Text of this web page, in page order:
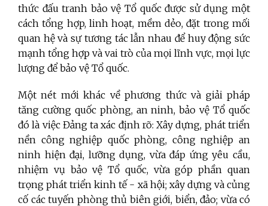
thức đấu tranh bảo vệ Tổ quốc được sử dụng một
cách tổng hợp, linh hoạt, mềm dẻo, đặt trong mối
quan hệ và sự tương tác lẫn nhau để huy động sức
mạnh tổng hợp và vai trò của mọi lĩnh vực, mọi lực
lượng để bảo vệ Tổ quốc.
Một nét mới khác về phương thức và giải pháp
tăng cường quốc phòng, an ninh, bảo vệ Tổ quốc
đó là việc Đảng ta xác định rõ: Xây dựng, phát triển
nền công nghiệp quốc phòng, công nghiệp an
ninh hiện đại, lưỡng dụng, vừa đáp ứng yêu cầu,
nhiệm vụ bảo vệ Tổ quốc, vừa góp phần quan
trọng phát triển kinh tế - xã hội; xây dựng và củng
cố các tuyến phòng thủ biên giới, biển, đảo; vừa có